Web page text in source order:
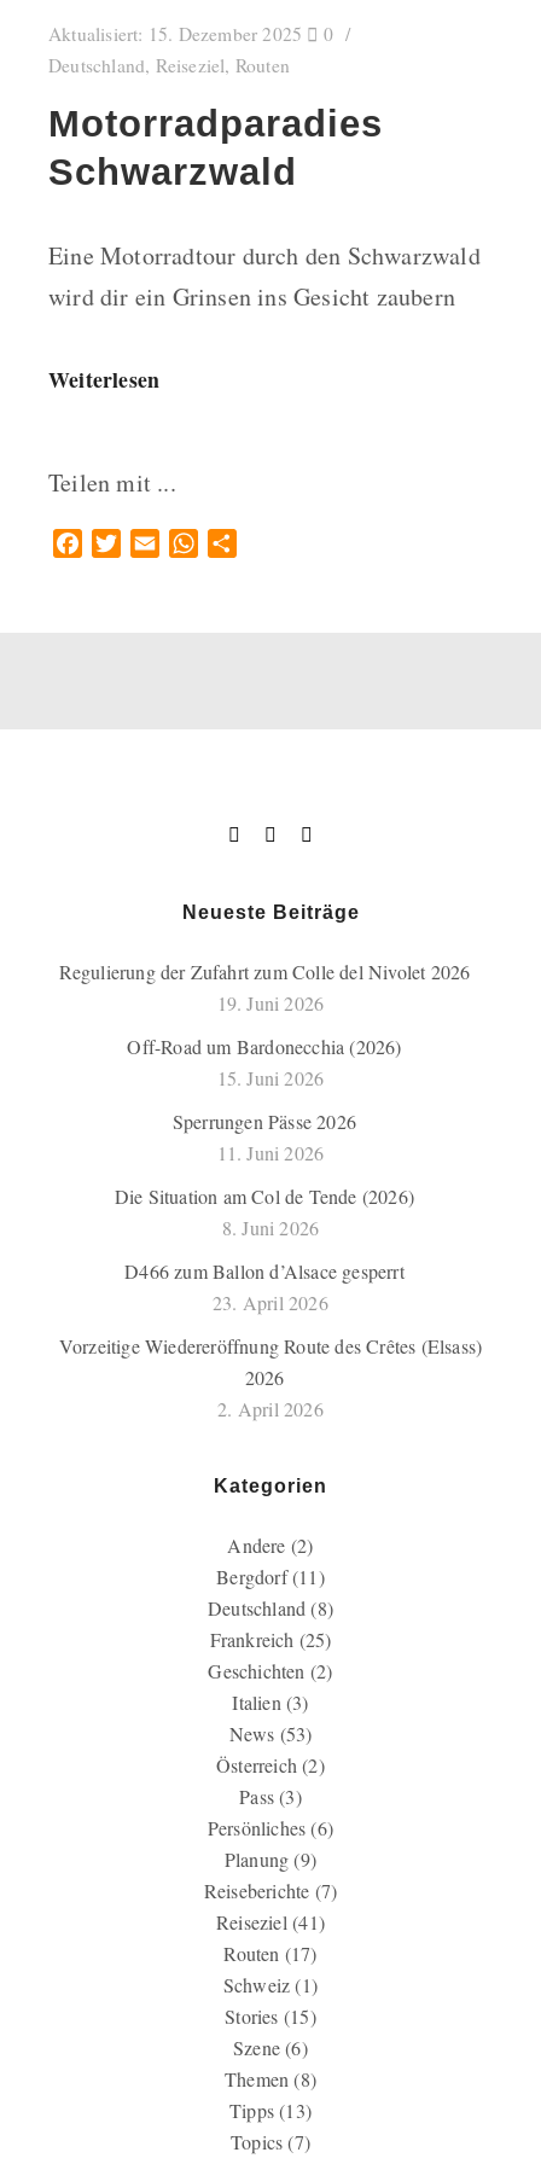
Aktualisiert: 15. Dezember 2025
0
Deutschland, Reiseziel, Routen
Motorradparadies
Schwarzwald
Eine Motorradtour durch den Schwarzwald
wird dir ein Grinsen ins Gesicht zaubern
Weiterlesen
Teilen mit ...
FacebookTwitterEmail WhatsApp
Neueste Beiträge
Regulierung der Zufahrt zum Colle del Nivolet 2026
19. Juni 2026
Off-Road um Bardonecchia (2026)
15. Juni 2026
Sperrungen Pässe 2026
11. Juni 2026
Die Situation am Col de Tende (2026)
8. Juni 2026
D466 zum Ballon d’Alsace gesperrt
23. April 2026
Vorzeitige Wiedereröffnung Route des Crêtes (Elsass)
2026
2. April 2026
Kategorien
Andere (2)
Bergdorf(11)
Deutschland (8)
Frankreich (25)
Geschichten (2)
Italien (3)
News (53)
Österreich (2)
Pass(3)
Persönliches(6)
Planung(9)
Reiseberichte (7)
Reiseziel (41)
Routen (17)
Schweiz(1)
Stories (15)
Szene(6)
Themen (8)
Tipps(13)
Topics(7)